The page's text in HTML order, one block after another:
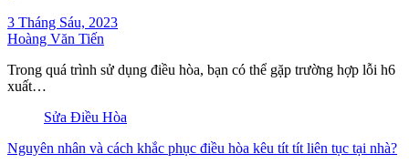
3 Tháng Sáu, 2023
Hoàng Văn Tiến
Trong quá trình sử dụng điều hòa, bạn có thể gặp trường hợp lỗi h6
xuất…
Sửa Điều Hòa
Nguyên nhân và cách khắc phục điều hòa kêu tít tít liên tục tại nhà?